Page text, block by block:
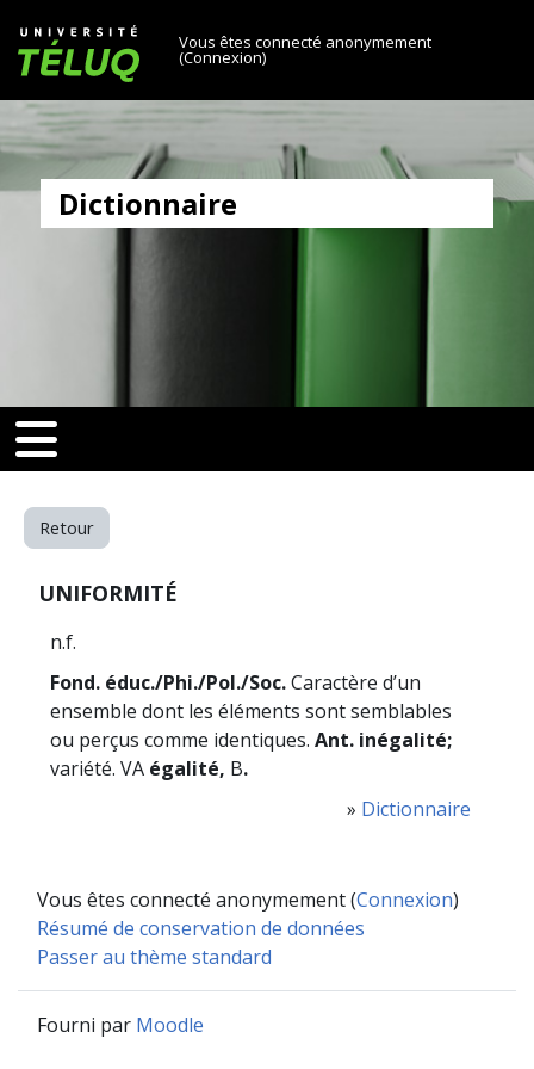
Université TÉLUQ
Vous êtes connecté anonymement
(Connexion)
Dictionnaire
[[nav-toggle]]
toggle]]
Retour
UNIFORMITÉ
n.f.
Fond. éduc./Phi./Pol./Soc.Caractère d’un
ensemble dont les éléments sont semblables
ou perçus comme identiques. Ant. inégalité;
variété. VA égalité, B.
» Dictionnaire
Vous êtes connecté anonymement (Connexion)
Résumé de conservation de données
Passer au thème standard
Fourni par Moodle